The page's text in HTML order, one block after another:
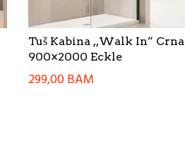
Tuš Kabina ,,Walk In” Crna
900×2000 Eckle
299,00BAM